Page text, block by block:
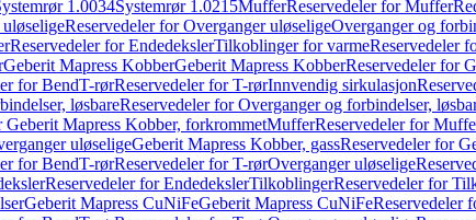
1.0034Systemrør 1.0215MufferReservedeler for Muffer
Reservedeler for Overganger uløseligeOverganger og
Reservedeler for EndedekslerTilkoblinger for varmeReservedeler
Geberit Mapress KobberGeberit Mapress KobberReservedeler for
for BendT-rørReservedeler for T-rørInnvendig sirkulasjon
løsbareReservedeler for Overganger og forbindelser,
Geberit Mapress Kobber, forkrommetMufferReservedeler for
uløseligeGeberit Mapress Kobber, gassReservedeler for
for BendT-rørReservedeler for T-rørOverganger uløselige
Reservedeler for EndedekslerTilkoblingerReservedeler for
Geberit Mapress CuNiFeGeberit Mapress CuNiFeReservedeler